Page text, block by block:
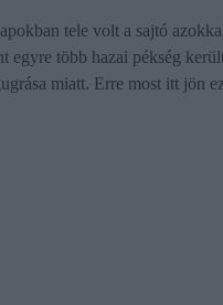
tele volt a sajtó
egyre több hazai pékség
miatt. Erre most itt jön